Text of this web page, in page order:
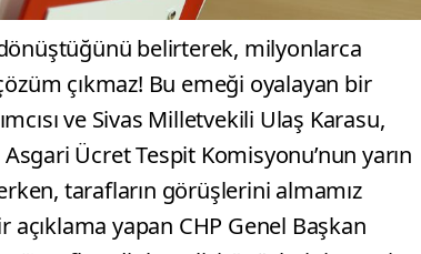
belirterek, milyonlarca
çıkmaz! Bu emeği oyalayan bir
ve Sivas Milletvekili Ulaş Karasu,
Asgari Ücret Tespit Komisyonu’nun yarın
tarafların görüşlerini almamız
açıklama yapan CHP Genel Başkan